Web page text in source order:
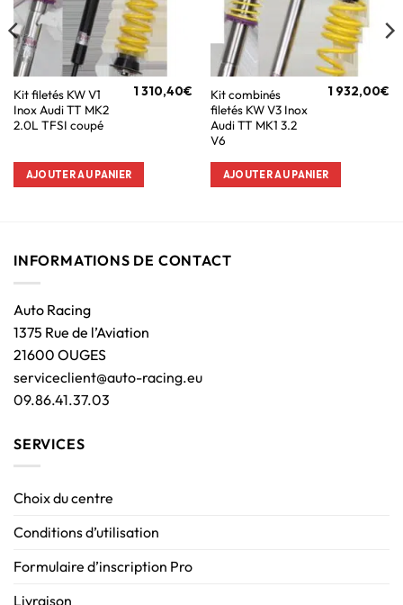
Kit filetés KW V1
Inox Audi TT MK2
2.0L TFSI coupé
1 310,40€
AJOUTER AU PANIER
Kit combinés
filetés KW V3 Inox
Audi TT MK1 3.2
V6
1 932,00€
AJOUTER AU PANIER
INFORMATIONS DE CONTACT
Auto Racing
1375 Rue de l’Aviation
21600 OUGES
serviceclient@auto-racing.eu
09.86.41.37.03
SERVICES
Choix du centre
Conditions d’utilisation
Formulaire d’inscription Pro
Livraison